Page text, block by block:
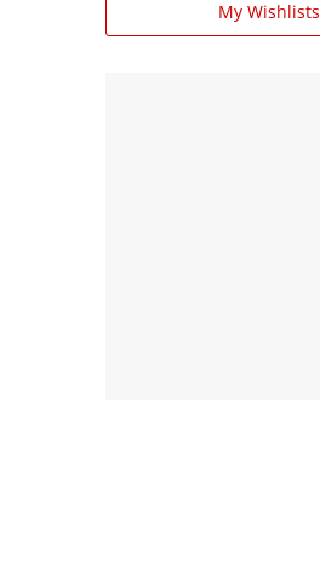
My Wishlists